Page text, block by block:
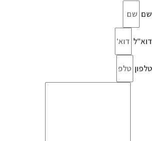
שם
דוא"ל
טלפון